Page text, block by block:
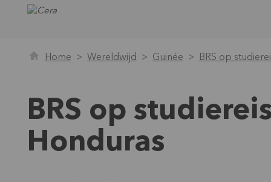
Home Wereldwijd Guinée BRS op
BRS op
Honduras